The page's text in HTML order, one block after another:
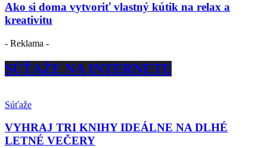
Ako si doma vytvoriť vlastný kútik na relax a
kreativitu
- Reklama -
SÚŤAŽE NA INTERNETE
Súťaže
VYHRAJ TRI KNIHY IDEÁLNE NA DLHÉ
LETNÉ VEČERY